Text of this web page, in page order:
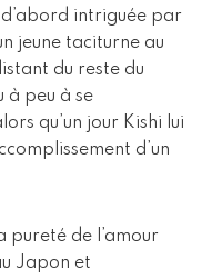
intriguée par
jeune taciturne au
du reste du
à peu à se
qu’un jour Kishi lui
d’un
pureté de l’amour
Japon et